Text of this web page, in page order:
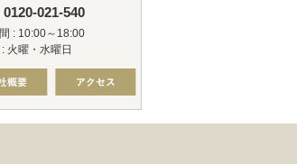
021-540
: 10:00～18:00
火曜・水曜日